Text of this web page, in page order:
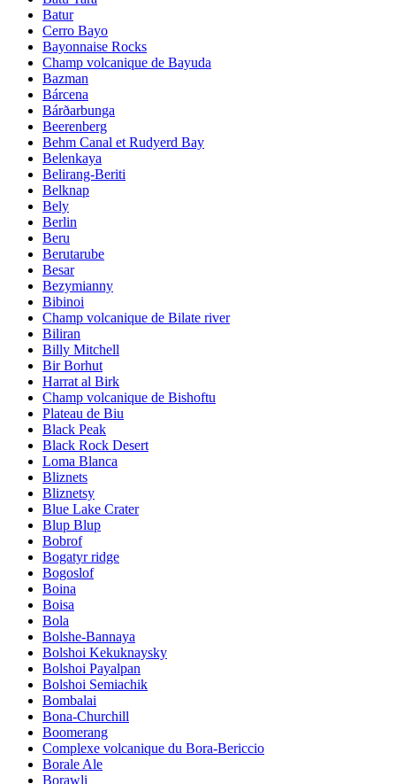
Batur
Cerro Bayo
Bayonnaise Rocks
Champ volcanique de Bayuda
Bazman
Bárcena
Bárðarbunga
Beerenberg
Behm Canal et Rudyerd Bay
Belenkaya
Belirang-Beriti
Belknap
Bely
Berlin
Beru
Berutarube
Besar
Bezymianny
Bibinoi
Champ volcanique de Bilate river
Biliran
Billy Mitchell
Bir Borhut
Harrat al Birk
Champ volcanique de Bishoftu
Plateau de Biu
Black Peak
Black Rock Desert
Loma Blanca
Bliznets
Bliznetsy
Blue Lake Crater
Blup Blup
Bobrof
Bogatyr ridge
Bogoslof
Boina
Boisa
Bola
Bolshe-Bannaya
Bolshoi Kekuknaysky
Bolshoi Payalpan
Bolshoi Semiachik
Bombalai
Bona-Churchill
Boomerang
Complexe volcanique du Bora-Bericcio
Borale Ale
Borawli